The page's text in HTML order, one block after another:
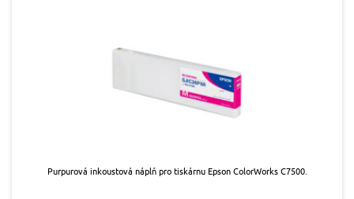
Purpurová inkoustová náplň pro tiskárnu Epson ColorWorks C7500.